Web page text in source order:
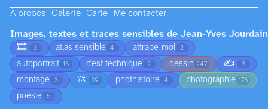
À propos Galerie Carte Me contacter
Images, textes et traces sensibles de Jean-Yves Jourdain
🎞️
3 atlas sensible 4 attrape-moi 2
autoportrait 16 c'est technique 2 dessin 247 ✍️ 3
montage 3 🎨 39 phothistoire 4 photographie 176
poésie 5